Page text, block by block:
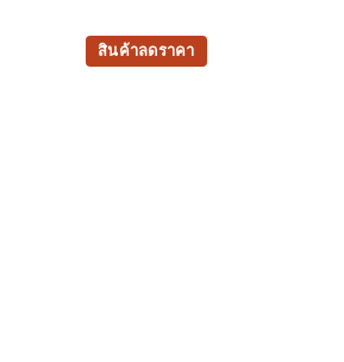
สินค้าลดราคา